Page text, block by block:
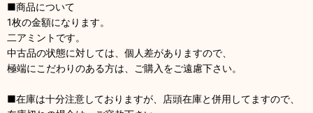
■商品について
1枚の金額になります。
二アミントです。
中古品の状態に対しては、個人差がありますので、
極端にこだわりのある方は、ご購入をご遠慮下さい。
■在庫は十分注意しておりますが、店頭在庫と併用してますので、